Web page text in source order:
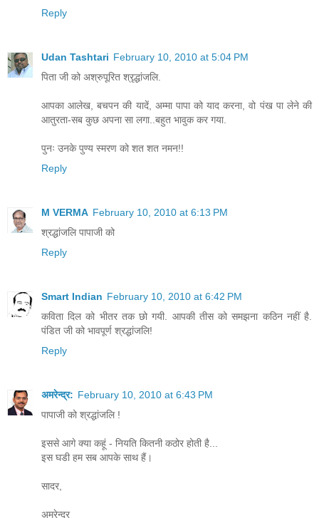
Reply
Udan Tashtari February 10, 2010 at 5:04 PM
पिता जी को अश्रुपूरित श्रृद्धांजलि.
आपका आलेख, बचपन की यादें, अम्मा पापा को याद करना, वो पंख पा लेने की
आतुरता-सब कुछ अपना सा लगा..बहुत भावुक कर गया.
पुनः उनके पुण्य स्मरण को शत शत नमन!!
Reply
M VERMA February 10, 2010 at 6:13 PM
श्रद्धांजलि पापाजी को
Reply
Smart Indian February 10, 2010 at 6:42 PM
कविता दिल को भीतर तक छो गयी. आपकी तीस को समझना कठिन नहीं है.
पंडित जी को भावपूर्ण श्रद्धांजलि!
Reply
अमरेन्द्र: February 10, 2010 at 6:43 PM
पापाजी को श्रद्धांजलि !
इससे आगे क्या कहूं - नियति कितनी कठोर होती है...
इस घडी हम सब आपके साथ हैं।
सादर,
अमरेन्द्र